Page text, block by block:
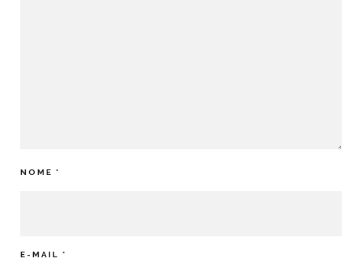
NOME *
E-MAIL *